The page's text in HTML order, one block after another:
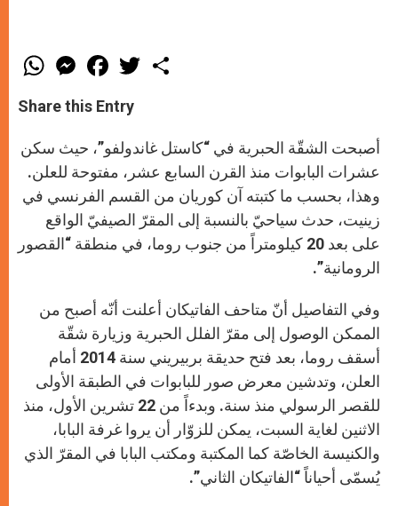
W
h
t
s
p
p
M
e
s
e
g
e
r
F
a
e
b
o
k
w
r
Share this Entry
أصبحت الشقّة الحبرية في “كاستل غاندولفو”، حيث سكن
عشرات البابوات منذ القرن السابع عشر، مفتوحة للعلن.
وهذا، بحسب ما كتبته آن كوريان من القسم الفرنسي في
زينيت، حدث سياحيّ بالنسبة إلى المقرّ الصيفيّ الواقع
على بعد 20 كيلومتراً من جنوب روما، في منطقة “القصور
الرومانية”.
وفي التفاصيل أنّ متاحف الفاتيكان أعلنت أنّه أصبح من
الممكن الوصول إلى مقرّ الفلل الحبرية وزيارة شقّة
أسقف روما، بعد فتح حديقة بربيريني سنة 2014 أمام
العلن، وتدشين معرض صور للبابوات في الطبقة الأولى
للقصر الرسولي منذ سنة. وبدءاً من 22 تشرين الأول، منذ
الاثنين لغاية السبت، يمكن للزوّار أن يروا غرفة البابا،
والكنيسة الخاصّة كما المكتبة ومكتب البابا في المقرّ الذي
يُسمّى أحياناً “الفاتيكان الثاني”.